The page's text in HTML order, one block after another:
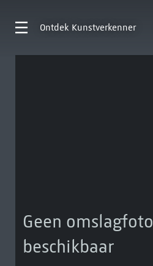
Ontdek Kunstverkenner
Geen omslagfoto
beschikbaar